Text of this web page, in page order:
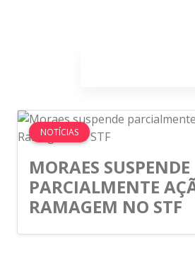
NOTÍCIAS
MORAES SUSPENDE
PARCIALMENTE
RAMAGEM NO STF